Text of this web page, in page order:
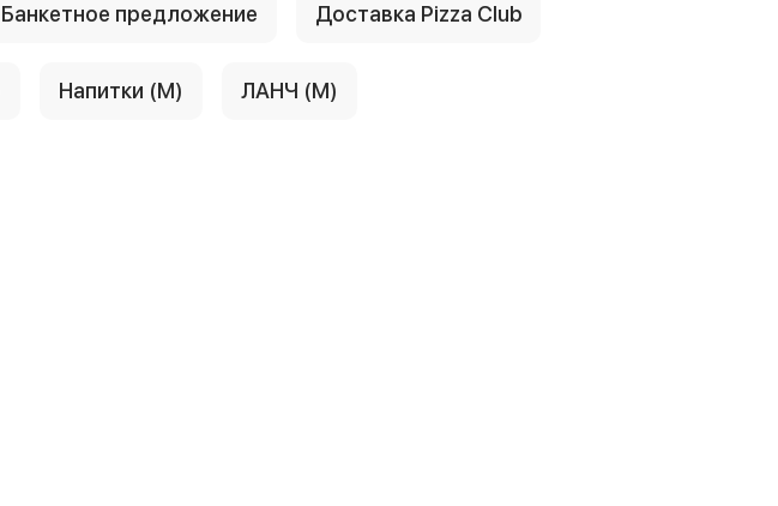
Банкетное предложение Доставка Pizza Club
Напитки (М) ЛАНЧ (М)